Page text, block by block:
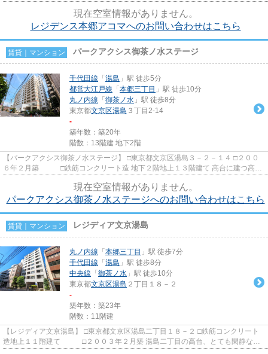
現在空室情報がありません。
レジデンス本郷アコマへのお問い合わせはこちら
賃貸｜マンション パークアクシス御茶ノ水ステージ
千代田線 「 湯島 」駅 徒歩5分
都営大江戸線 「 本郷三丁目 」駅 徒歩10分
丸ノ内線 「 御茶ノ水 」駅 徒歩8分
東京都文京区湯島 ３丁目2-14
-
築年数：築20年
階数：13階建 地下2階
【パークアクシス御茶ノ水ステージ】 □東京都文京区湯島３－２－１４ □２００
６年２月築 □鉄筋コンクリート造 地下２階地上１３階建て 高台に建つ高級
現在空室情報がありません。
パークアクシス御茶ノ水ステージへのお問い合わせはこちら
賃貸｜マンション レジディア文京湯島
丸ノ内線 「 本郷三丁目 」駅 徒歩7分
千代田線 「 湯島 」駅 徒歩8分
中央線 「 御茶ノ水 」駅 徒歩10分
東京都文京区湯島 ２丁目１８－２
-
築年数：築23年
階数：11階建
【レジディア文京湯島】 □東京都文京区湯島二丁目１８－２ □鉄筋コンクリート
造地上１１階建て □２００３年２月築 湯島二丁目の高台、とても閑静な住